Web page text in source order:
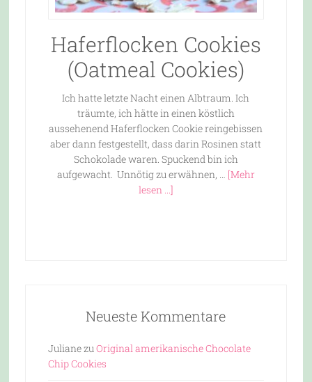
Haferflocken Cookies
(Oatmeal Cookies)
Ich hatte letzte Nacht einen Albtraum. Ich
träumte, ich hätte in einen köstlich
aussehenend Haferflocken Cookie reingebissen
aber dann festgestellt, dass darin Rosinen statt
Schokolade waren. Spuckend bin ich
aufgewacht. Unnötig zu erwähnen, … [Mehr
lesen ...]
Neueste Kommentare
JulianezuOriginal amerikanische Chocolate
Chip Cookies